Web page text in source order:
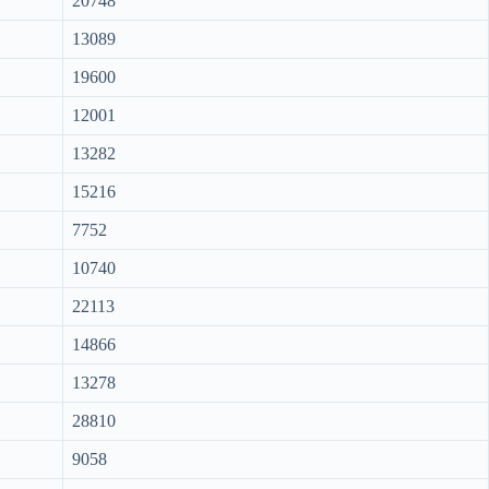
13089
19600
12001
13282
15216
7752
10740
22113
14866
13278
28810
9058